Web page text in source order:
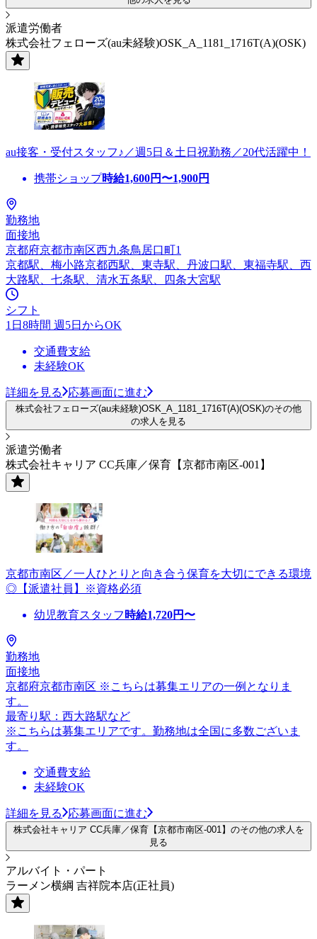
派遣労働者
株式会社フェローズ(au未経験)OSK_A_1181_1716T(A)(OSK)
au接客・受付スタッフ♪／週5日＆土日祝勤務／20代活躍中！
携帯ショップ時給1,600円〜1,900円
勤務地
面接地
京都府京都市南区西九条鳥居口町1
京都駅、梅小路京都西駅、東寺駅、丹波口駅、東福寺駅、西
大路駅、七条駅、清水五条駅、四条大宮駅
シフト
1日8時間 週5日からOK
交通費支給
未経験OK
詳細を見る 応募画面に進む
株式会社フェローズ(au未経験)OSK_A_1181_1716T(A)(OSK)のその他
の求人を見る
派遣労働者
株式会社キャリア CC兵庫／保育【京都市南区-001】
京都市南区／一人ひとりと向き合う保育を大切にできる環境
◎【派遣社員】※資格必須
幼児教育スタッフ 時給1,720円〜
勤務地
面接地
京都府京都市南区 ※こちらは募集エリアの一例となりま
す。
最寄り駅：西大路駅など
※こちらは募集エリアです。勤務地は全国に多数ございま
す。
交通費支給
未経験OK
詳細を見る 応募画面に進む
株式会社キャリア CC兵庫／保育【京都市南区-001】のその他の求人を
見る
アルバイト・パート
ラーメン横綱 吉祥院本店(正社員)